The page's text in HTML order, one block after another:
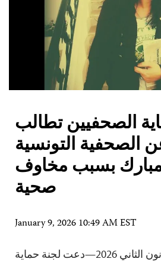
الصحفيين تطالب
الصحفية التونسية
بسبب مخاوف
صحية
January 9, 2026 10:49 AM EST
نيويورك، 8 يناير/كانون الثاني 2026—دعت لجنة حماية